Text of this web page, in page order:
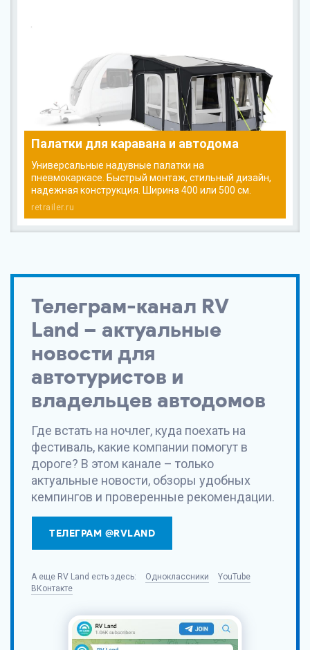
Палатки для каравана и автодома
Универсальные надувные палатки на
пневмокаркасе. Быстрый монтаж, стильный дизайн,
надежная конструкция. Ширина 400 или 500 см.
retrailer.ru
Телеграм-канал RV
Land – актуальные
новости для
автотуристов и
владельцев автодомов
Где встать на ночлег, куда поехать на
фестиваль, какие компании помогут в
дороге? В этом канале – только
актуальные новости, обзоры удобных
кемпингов и проверенные рекомендации.
ТЕЛЕГРАМ @RVLAND
А еще RV Land есть здесь: Одноклассники
YouTube
ВКонтакте